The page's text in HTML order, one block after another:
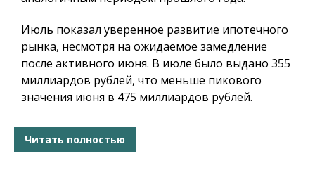
Июль показал уверенное развитие ипотечного
рынка, несмотря на ожидаемое замедление
после активного июня. В июле было выдано 355
миллиардов рублей, что меньше пикового
значения июня в 475 миллиардов рублей.
Читать полностью